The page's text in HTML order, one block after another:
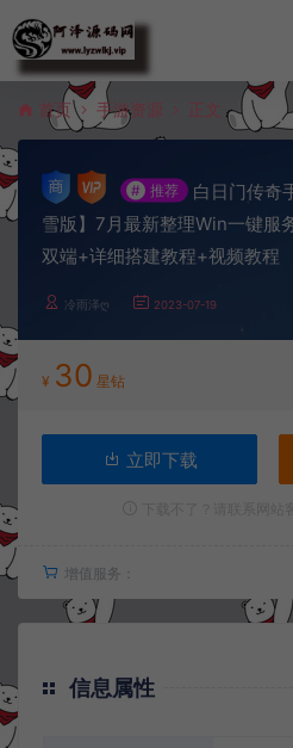
首页 手游资源 正文
# 推荐
白日门传奇
雪版】7月最新整理Win一键服
双端+详细搭建教程+视频教程
冷雨泽ღ 2023-07-19
¥ 30 星钻
立即下载
增值服务：
信息属性